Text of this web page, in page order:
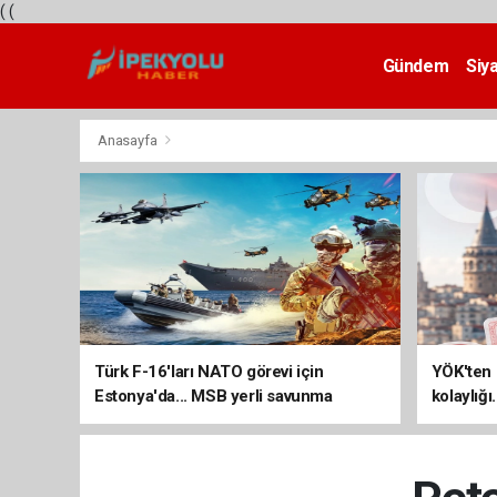
( (
Gündem
Anasayfa
Türk F-16'ları NATO görevi için
Estonya'da... MSB yerli savunma
sistemleriyle güçleniyor
YÖK'ten